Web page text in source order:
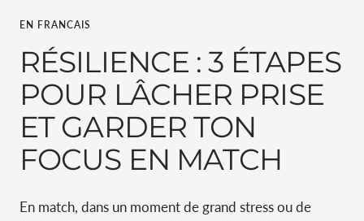
EN FRANCAIS
RÉSILIENCE : 3 ÉTAPES
POUR LÂCHER PRISE
ET GARDER TON
FOCUS EN MATCH
En match, dans un moment de grand stress ou de